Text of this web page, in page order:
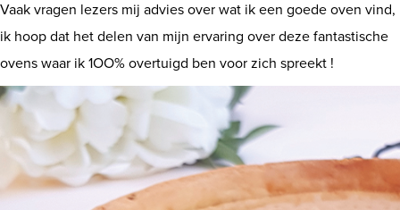
Vaak vragen lezers mij advies over wat ik een goede oven vind,
ik hoop dat het delen van mijn ervaring over deze fantastische
ovens waar ik 1OO% overtuigd ben voor zich spreekt !